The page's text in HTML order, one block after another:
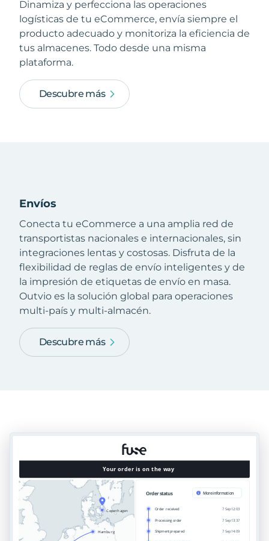
Dinamiza y perfecciona las operaciones
logísticas de tu eCommerce, envía siempre el
producto adecuado y monitoriza la eficiencia de
tus almacenes. Todo desde una misma
plataforma.
Descubre más
Envíos
Conecta tu eCommerce a una amplia red de
transportistas nacionales e internacionales, sin
integraciones lentas y costosas. Disfruta de la
flexibilidad de reglas de envío inteligentes y de
la impresión de etiquetas de envío en masa.
Outvio es la solución global para operaciones
multi-país y multi-almacén.
Descubre más